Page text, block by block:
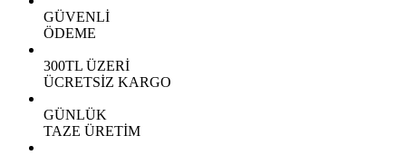
GÜVENLİ
ÖDEME
300TL ÜZERİ
ÜCRETSİZ KARGO
GÜNLÜK
TAZE ÜRETİM